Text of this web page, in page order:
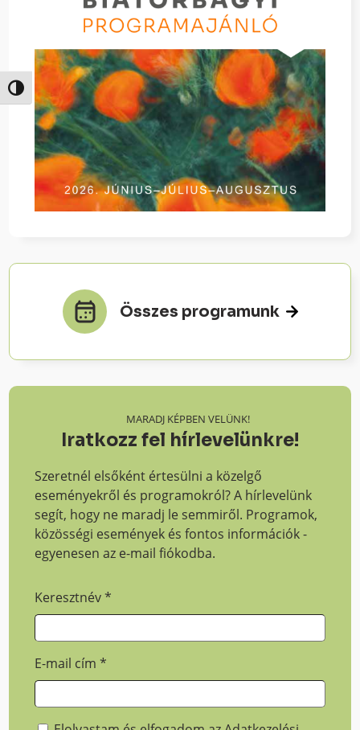
Nagy kontraszt váltása
Összes programunk
MARADJ KÉPBEN VELÜNK!
Iratkozz fel hírlevelünkre!
Szeretnél elsőként értesülni a közelgő
eseményekről és programokról? A hírlevelünk
segít, hogy ne maradj le semmiről. Programok,
közösségi események és fontos információk -
egyenesen az e-mail fiókodba.
Keresztnév*
E-mail cím*